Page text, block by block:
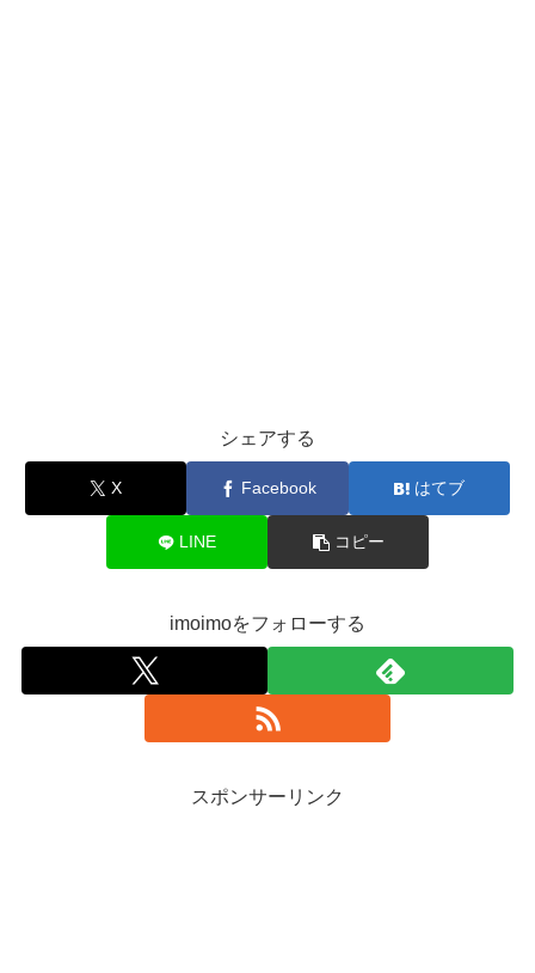
シェアする
X Facebook はてブ
LINE コピー
imoimoをフォローする
スポンサーリンク